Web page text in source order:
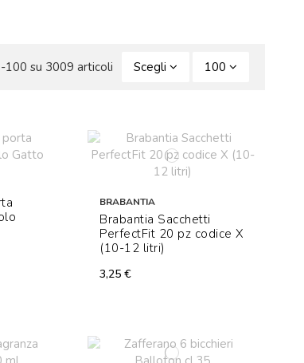
100 su 3009 articoli Scegli 100
BRABANTIA
Brabantia Sacchetti
PerfectFit 20 pz codice X
(10-12 litri)
3,25 €